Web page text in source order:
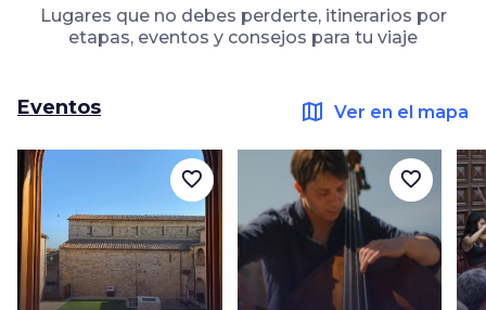
Lugares que no debes perderte, itinerarios por
etapas, eventos y consejos para tu viaje
Eventos map Ver en el mapa
favorite_border favorite_border